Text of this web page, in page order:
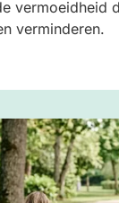
vermoeidheid
verminderen.